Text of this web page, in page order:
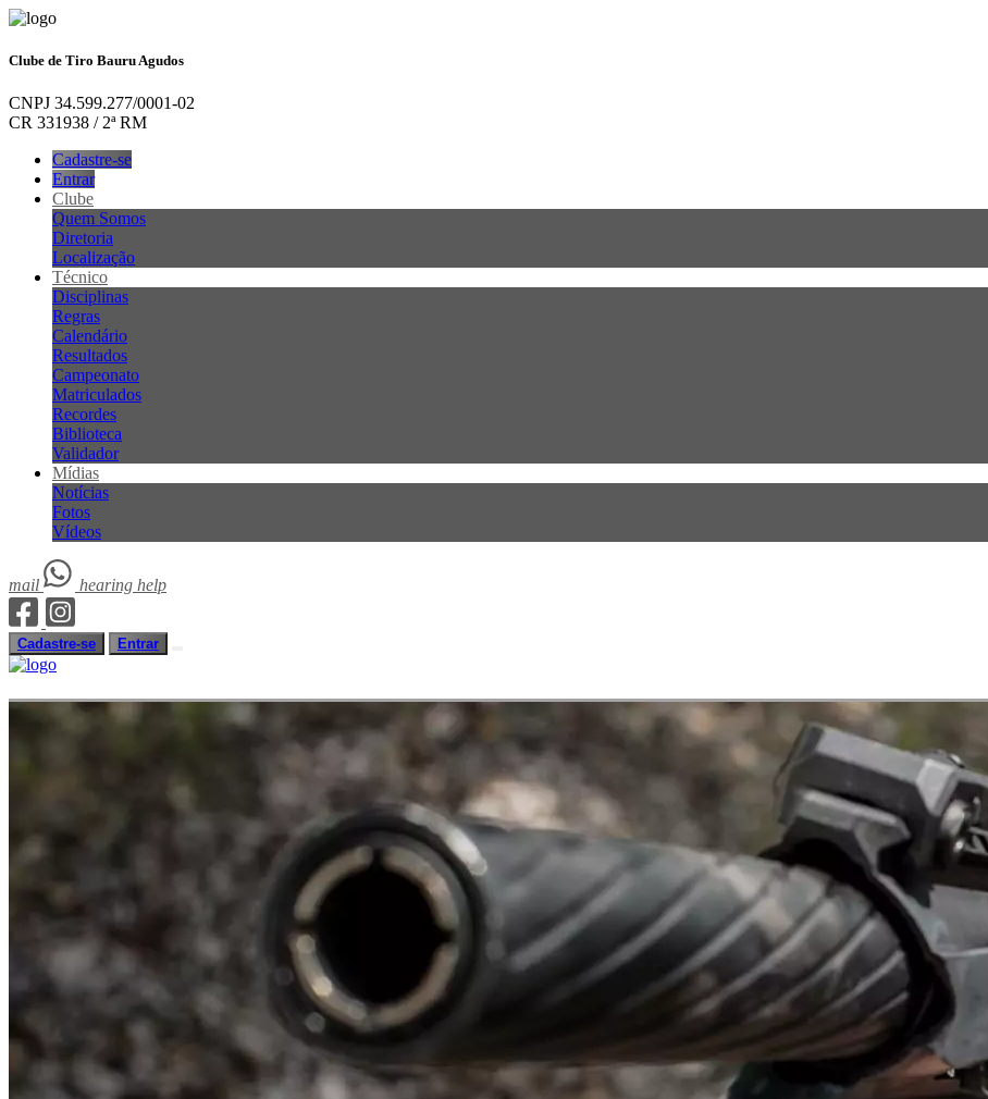
Clube de Tiro Bauru Agudos
CNPJ 34.599.277/0001-02
CR 331938 / 2ª RM
Cadastre-se
Entrar
Clube
Quem Somos
Diretoria
Localização
Técnico
Disciplinas
Regras
Calendário
Resultados
Campeonato
Matriculados
Recordes
Biblioteca
Validador
Mídias
Notícias
Fotos
Vídeos
mail hearing help
Cadastre-se Entrar